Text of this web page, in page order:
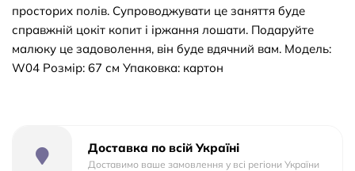
просторих полів. Супроводжувати це заняття буде
справжній цокіт копит і іржання лошати. Подаруйте
малюку це задоволення, він буде вдячний вам. Модель:
W04 Розмір: 67 см Упаковка: картон
Доставка по всій Україні
Доставимо ваше замовлення у всі регіони України